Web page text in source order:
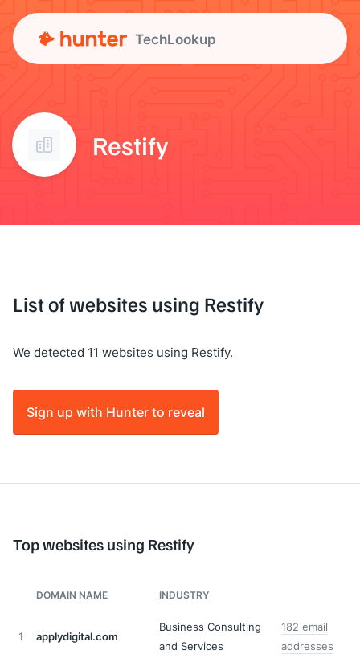
TechLookup
Restify
List of websites using Restify
We detected 11 websites using Restify.
Sign up with Hunter to reveal
Top websites using Restify
DOMAIN NAME INDUSTRY
1 applydigital.com
Business Consulting
and Services
182 email
addresses